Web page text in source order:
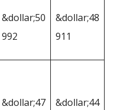
&dollar;50
992
&dollar;48
911
&dollar;47
&dollar;44